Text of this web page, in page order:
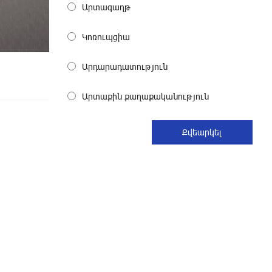
«ՀայաՔվեն» կանգնած է Հայ
եպիսկոպոսների նկատմամբ
Արտագաղթ
Կոռուպցիա
Արդարադատություն
Արտաքին քաղաքականություն